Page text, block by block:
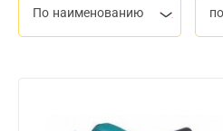
По наименованию